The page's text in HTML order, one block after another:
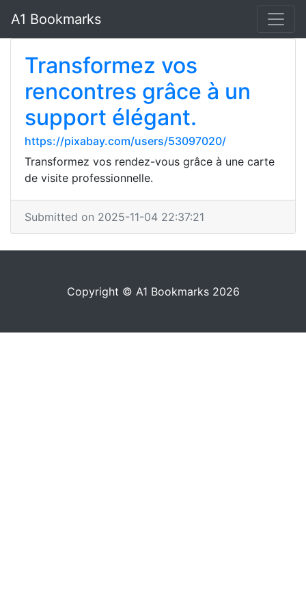
A1 Bookmarks
Transformez vos
rencontres grâce à un
support élégant.
https://pixabay.com/users/53097020/
Transformez vos rendez-vous grâce à une carte
de visite professionnelle.
Submitted on 2025-11-04 22:37:21
Copyright © A1 Bookmarks 2026